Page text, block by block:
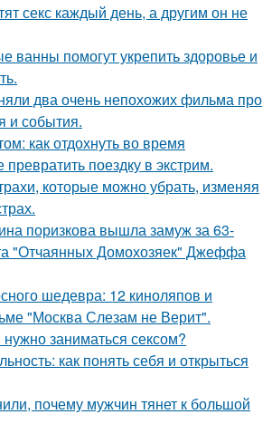
секс каждый день, а другим он не
ванны помогут укрепить здоровье и
два очень непохожих фильма про
и события.
как отдохнуть во время
поездку в экстрим.
которые можно убрать, изменяя
поризкова вышла замуж за 63-
"Отчаянных Домохозяек" Джеффа
шедевра: 12 киноляпов и
"Москва Слезам не Верит".
заниматься сексом?
как понять себя и открыться
почему мужчин тянет к большой